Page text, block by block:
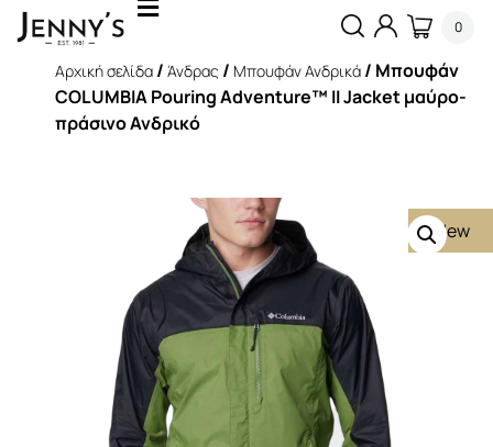
0
Αρχική σελίδα / Άνδρας / Μπουφάν Ανδρικά / Μπουφάν
COLUMBIA Pouring Adventure™ II Jacket μαύρο-
πράσινο Ανδρικό
New